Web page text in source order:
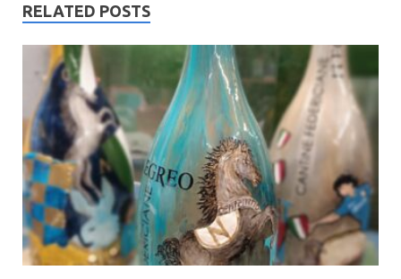
RELATED POSTS